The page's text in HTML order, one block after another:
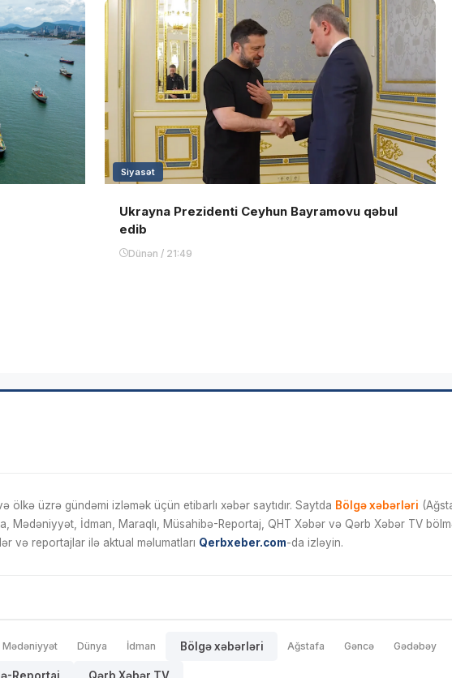
Siyasət
Ukrayna Prezidenti Ceyhun Bayramovu qəbul
edib
Dünən / 21:49
ölkə üzrə gündəmi izləmək üçün etibarlı xəbər saytıdır. Saytda Bölgə xəbərləri
Mədəniyyət, İdman, Maraqlı, Müsahibə-Reportaj, QHT Xəbər və Qərb Xəbər TV
və reportajlar ilə aktual məlumatları Qerbxeber.com-da izləyin.
Mədəniyyət Dünya İdman Bölgə xəbərləri Ağstafa Gəncə Gədəbəy
Reportaj Qərb Xəbər TV